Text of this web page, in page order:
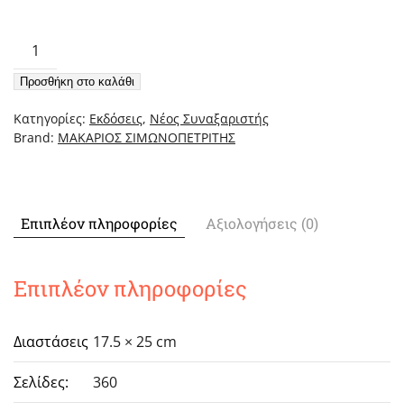
Νέος
Συναξαριστής
της
Ορθοδόξου
Εκκλησίας,
Β
έκδοση
διορθωμένη
επαυξημένη
ποσότητα
Προσθήκη στο καλάθι
Κατηγορίες: Εκδόσεις, Νέος Συναξαριστής
Brand: ΜΑΚΑΡΙΟΣ ΣΙΜΩΝΟΠΕΤΡΙΤΗΣ
Επιπλέον πληροφορίες Αξιολογήσεις (0)
Επιπλέον πληροφορίες
Διαστάσεις 17.5 × 25 cm
Σελίδες: 360